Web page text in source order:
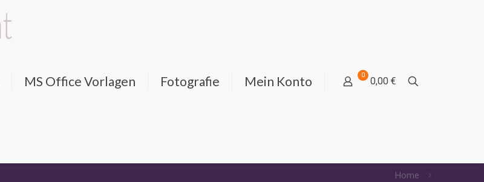
MS Office Vorlagen Fotografie Mein Konto 0
0,00 €
Home